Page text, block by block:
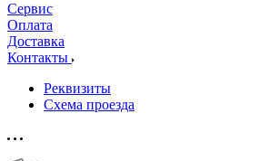
Сервис
Оплата
Доставка
Контакты
Реквизиты
Схема проезда